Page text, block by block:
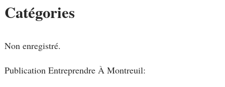
Catégories
Non enregistré.
Publication Entreprendre À Montreuil: